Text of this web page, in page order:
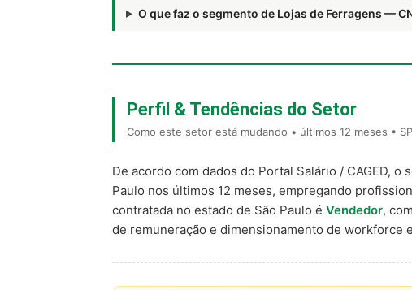
O que faz o segmento de Lojas de Ferragens —
Perfil & Tendências do Setor
Como este setor está mudando • últimos 12 meses •
De acordo com dados do Portal Salário / CAGED, o
Paulo nos últimos 12 meses, empregando
contratada no estado de São Paulo é Vendedor, com
de remuneração e dimensionamento de workforce